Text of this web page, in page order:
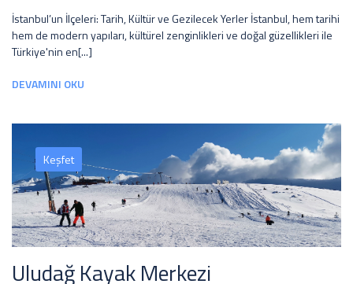
İstanbul’un İlçeleri: Tarih, Kültür ve Gezilecek Yerler İstanbul, hem tarihi
hem de modern yapıları, kültürel zenginlikleri ve doğal güzellikleri ile
Türkiye'nin en[...]
DEVAMINI OKU
Keşfet
Uludağ Kayak Merkezi